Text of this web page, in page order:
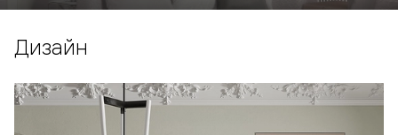
Дизайн